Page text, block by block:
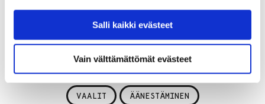
Salli kaikki evästeet
Vain välttämättömät evästeet
kaupunginvaltuusto.
VAALIT ÄÄNESTÄMINEN